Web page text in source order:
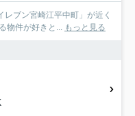
レブン宮崎江平中町」が近く
物件が好きと...
もっと見る